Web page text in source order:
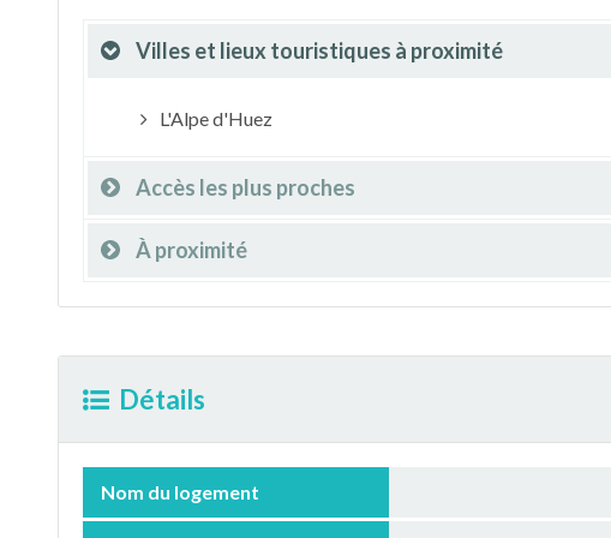
Villes et lieux touristiques à proximité
L'Alpe d'Huez
Accès les plus proches
À proximité
Détails
Nom du logement